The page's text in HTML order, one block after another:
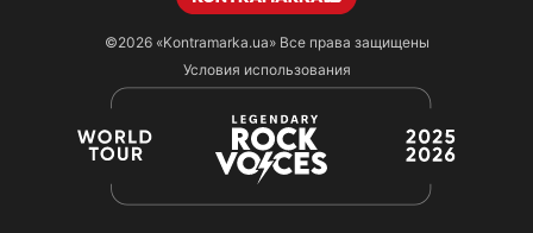
©2026 «Kontramarka.ua»Все права защищены
Условия использования